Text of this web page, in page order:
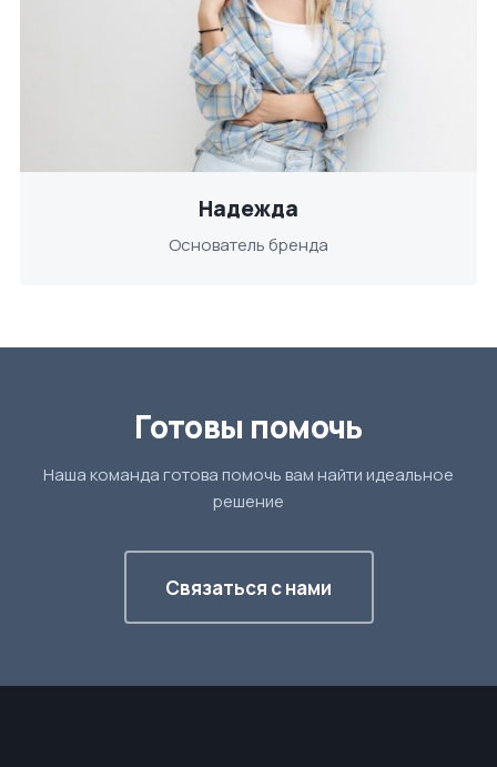
Надежда
Основатель бренда
Готовы помочь
Наша команда готова помочь вам найти идеальное
решение
Связаться с нами